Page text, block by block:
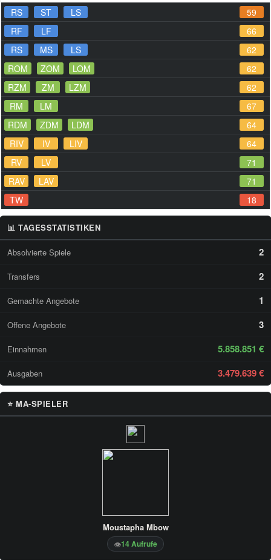
RS ST LS
59
RF
LF
66
RS
MS LS
62
ROM
ZOM LOM
62
RZM
ZM LZM
62
RM
LM
67
RDM
ZDM LDM
64
RIV
IV LIV
64
RV
LV
71
RAV
LAV
71
TW
18
📊 TAGESSTATISTIKEN
Absolvierte Spiele 2
Transfers 2
Gemachte Angebote 1
Offene Angebote 3
Einnahmen 5.858.851 €
Ausgaben 3.479.639 €
⭐ MA-SPIELER
Moustapha Mbow
👁14 Aufrufe